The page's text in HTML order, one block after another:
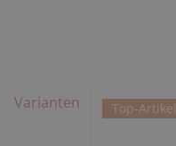
Varianten Top-Artikel